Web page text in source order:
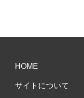
HOME
サイトについて